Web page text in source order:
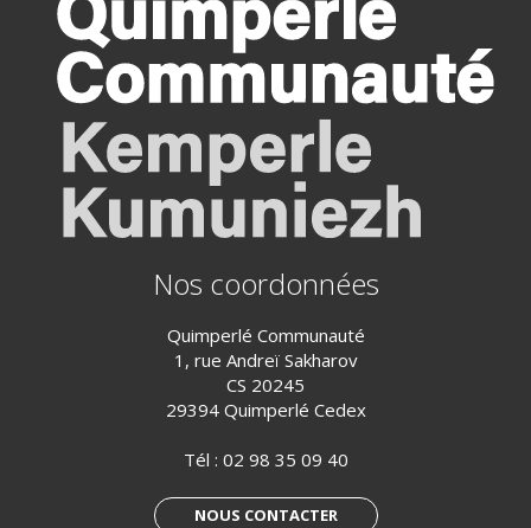
Nos coordonnées
Quimperlé Communauté
1, rue Andreï Sakharov
CS 20245
29394 Quimperlé Cedex
Tél : 02 98 35 09 40
NOUS CONTACTER